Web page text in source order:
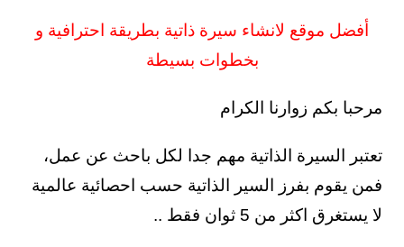
أفضل موقع لانشاء سيرة ذاتية بطريقة احترافية و
بخطوات بسيطة
مرحبا بكم زوارنا الكرام
تعتبر السيرة الذاتية مهم جدا لكل باحث عن عمل،
فمن يقوم بفرز السير الذاتية حسب احصائية عالمية
لا يستغرق اكثر من 5 ثوان فقط ..